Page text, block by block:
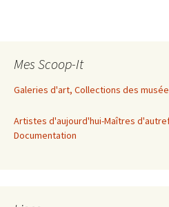
Mes Scoop-It
Galeries d'art, Collections des
Artistes d'aujourd'hui-Maîtres
Documentation